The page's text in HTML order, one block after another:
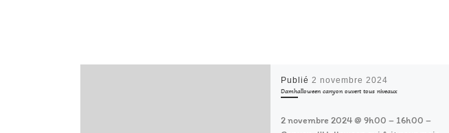
Publié 2 novembre 2024
Damhalloween canyon ouvert tous niveaux
2 novembre 2024 @ 9h00 – 16h00 –